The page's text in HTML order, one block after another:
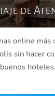
de
online más
sin hacer